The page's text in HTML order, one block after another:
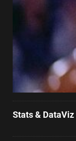
Stats & DataViz